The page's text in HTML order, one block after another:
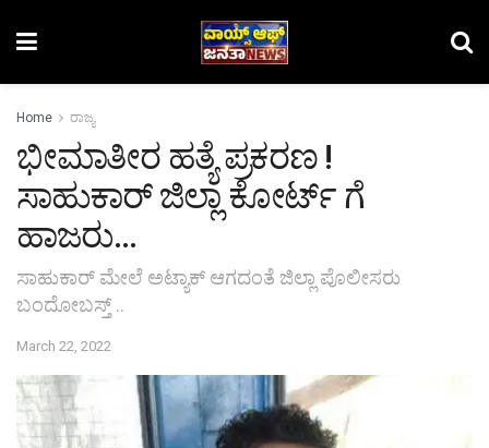
Home ರಾಜ್ಯ
ಭೀಮಾತೀರ ಹತ್ಯೆ ಪ್ರಕರಣ !
ಸಾಹುಕಾರ್ ಜಿಲ್ಲಾ ಕೋರ್ಟ್ ಗೆ
ಹಾಜರು…
ಸಾಹುಕಾರ್ ಮೇಲೆ ಅಟ್ಯಾಕ್ ಆಗದಂತೆ ಜಿಲ್ಲಾ ಪೊಲೀಸರು
ಬಂದೋಬಸ್ತ್ ..
March 22, 2022